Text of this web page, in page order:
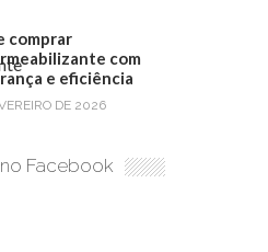
comprar
com
e eficiência
DE 2026
Facebook